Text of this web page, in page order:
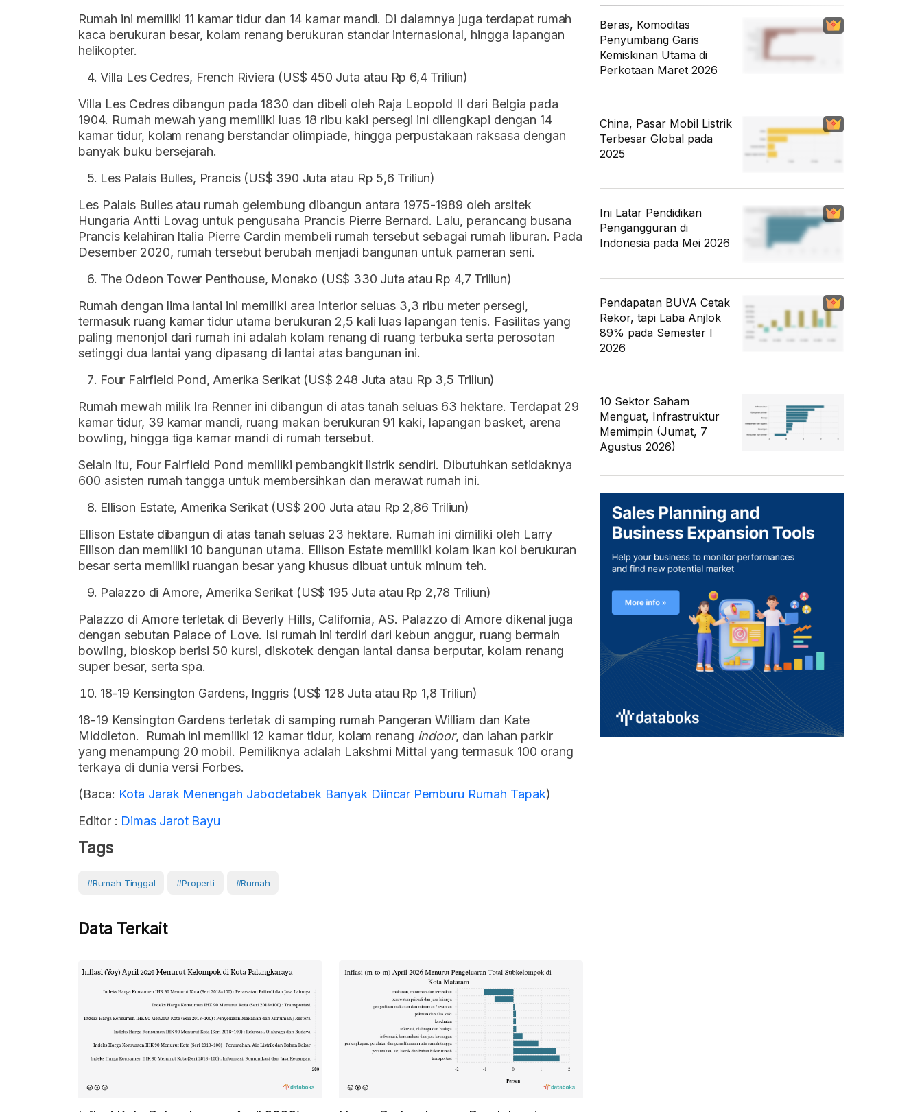
Rumah ini memiliki 11 kamar tidur dan 14 kamar mandi. Di dalamnya juga terdapat rumah
kaca berukuran besar, kolam renang berukuran standar internasional, hingga lapangan
helikopter.
Villa Les Cedres, French Riviera (US$ 450 Juta atau Rp 6,4 Triliun)
Villa Les Cedres dibangun pada 1830 dan dibeli oleh Raja Leopold II dari Belgia pada
1904. Rumah mewah yang memiliki luas 18 ribu kaki persegi ini dilengkapi dengan 14
kamar tidur, kolam renang berstandar olimpiade, hingga perpustakaan raksasa dengan
banyak buku bersejarah.
Les Palais Bulles, Prancis (US$ 390 Juta atau Rp 5,6 Triliun)
Les Palais Bulles atau rumah gelembung dibangun antara 1975-1989 oleh arsitek
Hungaria Antti Lovag untuk pengusaha Prancis Pierre Bernard. Lalu, perancang busana
Prancis kelahiran Italia Pierre Cardin membeli rumah tersebut sebagai rumah liburan. Pada
Desember 2020, rumah tersebut berubah menjadi bangunan untuk pameran seni.
The Odeon Tower Penthouse, Monako (US$ 330 Juta atau Rp 4,7 Triliun)
Rumah dengan lima lantai ini memiliki area interior seluas 3,3 ribu meter persegi,
termasuk ruang kamar tidur utama berukuran 2,5 kali luas lapangan tenis. Fasilitas yang
paling menonjol dari rumah ini adalah kolam renang di ruang terbuka serta perosotan
setinggi dua lantai yang dipasang di lantai atas bangunan ini.
Four Fairfield Pond, Amerika Serikat (US$ 248 Juta atau Rp 3,5 Triliun)
Rumah mewah milik Ira Renner ini dibangun di atas tanah seluas 63 hektare. Terdapat 29
kamar tidur, 39 kamar mandi, ruang makan berukuran 91 kaki, lapangan basket, arena
bowling, hingga tiga kamar mandi di rumah tersebut.
Selain itu, Four Fairfield Pond memiliki pembangkit listrik sendiri. Dibutuhkan setidaknya
600 asisten rumah tangga untuk membersihkan dan merawat rumah ini.
Ellison Estate, Amerika Serikat (US$ 200 Juta atau Rp 2,86 Triliun)
Ellison Estate dibangun di atas tanah seluas 23 hektare. Rumah ini dimiliki oleh Larry
Ellison dan memiliki 10 bangunan utama. Ellison Estate memiliki kolam ikan koi berukuran
besar serta memiliki ruangan besar yang khusus dibuat untuk minum teh.
Palazzo di Amore, Amerika Serikat (US$ 195 Juta atau Rp 2,78 Triliun)
Palazzo di Amore terletak di Beverly Hills, California, AS. Palazzo di Amore dikenal juga
dengan sebutan Palace of Love. Isi rumah ini terdiri dari kebun anggur, ruang bermain
bowling, bioskop berisi 50 kursi, diskotek dengan lantai dansa berputar, kolam renang
super besar, serta spa.
18-19 Kensington Gardens, Inggris (US$ 128 Juta atau Rp 1,8 Triliun)
18-19 Kensington Gardens terletak di samping rumah Pangeran William dan Kate
Middleton. Rumah ini memiliki 12 kamar tidur, kolam renang indoor, dan lahan parkir
yang menampung 20 mobil. Pemiliknya adalah Lakshmi Mittal yang termasuk 100 orang
terkaya di dunia versi Forbes.
(Baca: Kota Jarak Menengah Jabodetabek Banyak Diincar Pemburu Rumah Tapak)
Editor : Dimas Jarot Bayu
Tags
#Rumah Tinggal #Properti #Rumah
Data Terkait
Beras, Komoditas
Penyumbang Garis
Kemiskinan Utama di
Perkotaan Maret 2026
China, Pasar Mobil Listrik
Terbesar Global pada
2025
Ini Latar Pendidikan
Pengangguran di
Indonesia pada Mei 2026
Pendapatan BUVA Cetak
Rekor, tapi Laba Anjlok
89% pada Semester I
2026
10 Sektor Saham
Menguat, Infrastruktur
Memimpin (Jumat, 7
Agustus 2026)